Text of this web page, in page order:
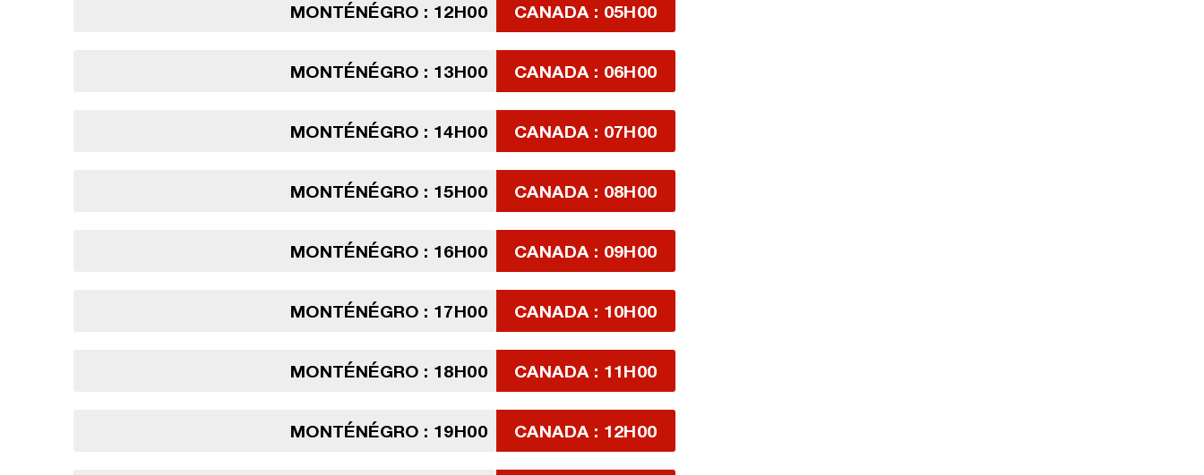
MONTÉNÉGRO : 12H00 CANADA : 05H00
MONTÉNÉGRO : 13H00 CANADA : 06H00
MONTÉNÉGRO : 14H00 CANADA : 07H00
MONTÉNÉGRO : 15H00 CANADA : 08H00
MONTÉNÉGRO : 16H00 CANADA : 09H00
MONTÉNÉGRO : 17H00 CANADA : 10H00
MONTÉNÉGRO : 18H00 CANADA : 11H00
MONTÉNÉGRO : 19H00 CANADA : 12H00